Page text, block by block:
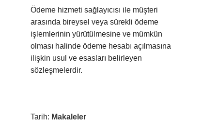
Ödeme hizmeti sağlayıcısı ile müşteri
arasında bireysel veya sürekli ödeme
işlemlerinin yürütülmesine ve mümkün
olması halinde ödeme hesabı açılmasına
ilişkin usul ve esasları belirleyen
sözleşmelerdir.
Tarih: Makaleler